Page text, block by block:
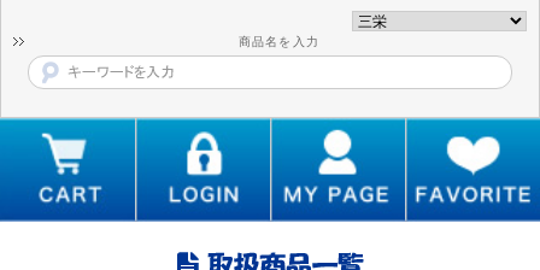
商品名を入力